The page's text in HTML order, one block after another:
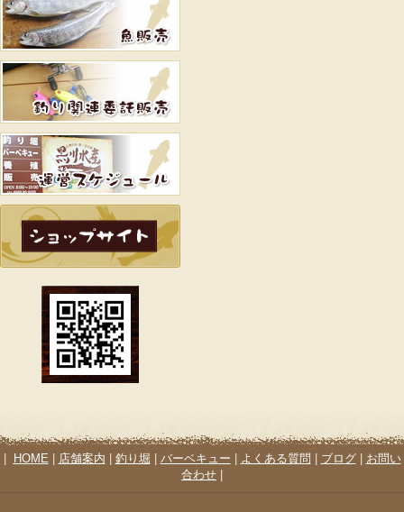
HOME 店舗案内 釣り堀 バーベキュー よくある質問 ブログ| お問い
合わせ